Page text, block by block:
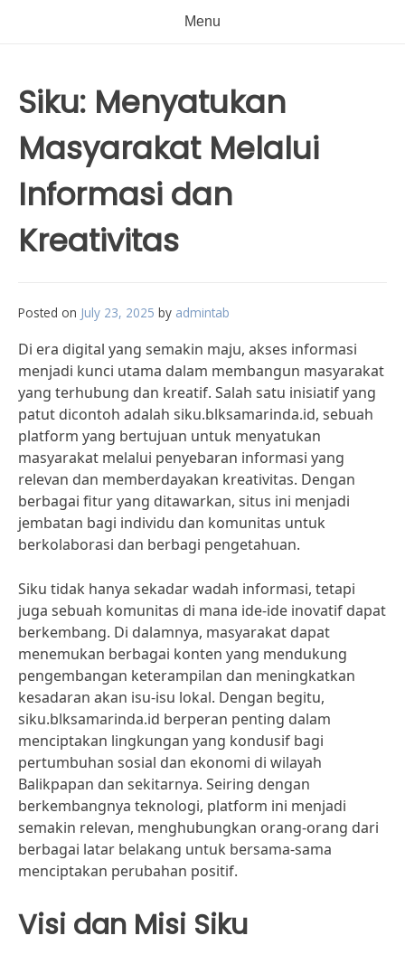
Menu
Siku: Menyatukan
Masyarakat Melalui
Informasi dan
Kreativitas
Posted on July 23, 2025 by admintab
Di era digital yang semakin maju, akses informasi
menjadi kunci utama dalam membangun masyarakat
yang terhubung dan kreatif. Salah satu inisiatif yang
patut dicontoh adalah siku.blksamarinda.id, sebuah
platform yang bertujuan untuk menyatukan
masyarakat melalui penyebaran informasi yang
relevan dan memberdayakan kreativitas. Dengan
berbagai fitur yang ditawarkan, situs ini menjadi
jembatan bagi individu dan komunitas untuk
berkolaborasi dan berbagi pengetahuan.
Siku tidak hanya sekadar wadah informasi, tetapi
juga sebuah komunitas di mana ide-ide inovatif dapat
berkembang. Di dalamnya, masyarakat dapat
menemukan berbagai konten yang mendukung
pengembangan keterampilan dan meningkatkan
kesadaran akan isu-isu lokal. Dengan begitu,
siku.blksamarinda.id berperan penting dalam
menciptakan lingkungan yang kondusif bagi
pertumbuhan sosial dan ekonomi di wilayah
Balikpapan dan sekitarnya. Seiring dengan
berkembangnya teknologi, platform ini menjadi
semakin relevan, menghubungkan orang-orang dari
berbagai latar belakang untuk bersama-sama
menciptakan perubahan positif.
Visi dan Misi Siku